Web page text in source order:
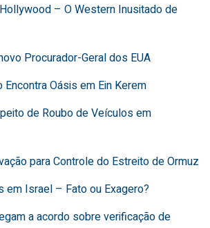
– O Western Inusitado de
Procurador-Geral dos EUA
Oásis em Ein Kerem
de Roubo de Veículos em
para Controle do Estreito de Ormuz
em Israel – Fato ou Exagero?
a acordo sobre verificação de